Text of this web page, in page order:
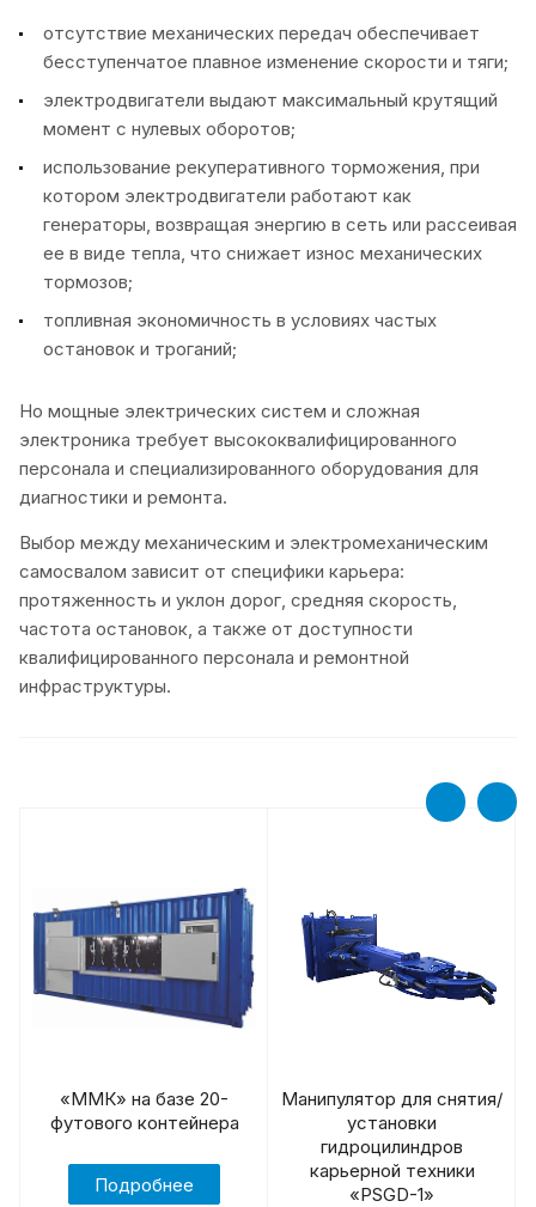
отсутствие механических передач обеспечивает
бесступенчатое плавное изменение скорости и тяги;
электродвигатели выдают максимальный крутящий
момент с нулевых оборотов;
использование рекуперативного торможения, при
котором электродвигатели работают как
генераторы, возвращая энергию в сеть или рассеивая
ее в виде тепла, что снижает износ механических
тормозов;
топливная экономичность в условиях частых
остановок и троганий;
Но мощные электрических систем и сложная
электроника требует высококвалифицированного
персонала и специализированного оборудования для
диагностики и ремонта.
Выбор между механическим и электромеханическим
самосвалом зависит от специфики карьера:
протяженность и уклон дорог, средняя скорость,
частота остановок, а также от доступности
квалифицированного персонала и ремонтной
инфраструктуры.
«ММК» на базе 20-
футового контейнера
Подробнее
Манипулятор для снятия/
установки
гидроцилиндров
карьерной техники
«PSGD-1»